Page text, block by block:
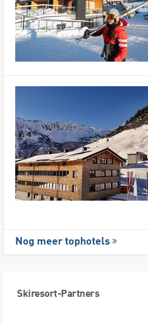
Nog meer tophotels
Skiresort-Partners